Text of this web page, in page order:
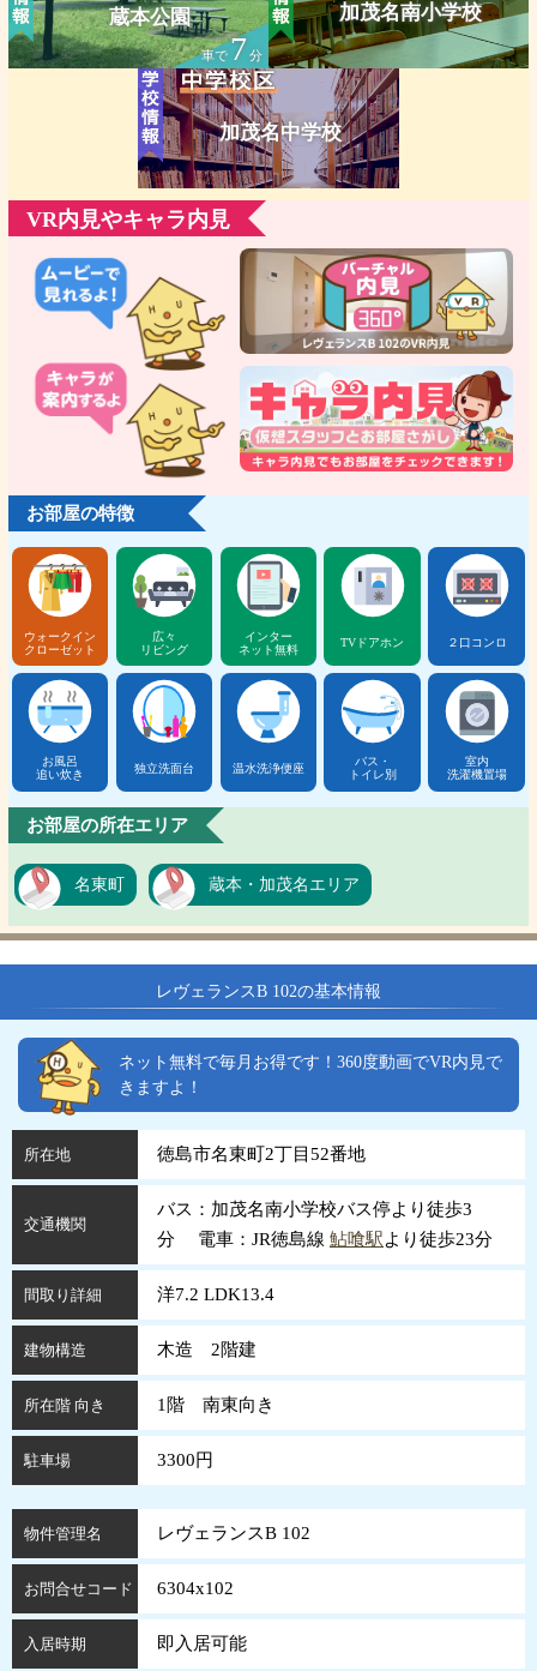
蔵本公園
車で7分
加茂名南小学校
加茂名中学校
VR内見やキャラ内見
お部屋の特徴
ウォークイン
クローゼット
広々
リビング
インター
ネット無料
TVドアホン ２口コンロ
お風呂
追い炊き
独立洗面台 温水洗浄便座
バス・
トイレ別
室内
洗濯機置場
お部屋の所在エリア
名東町 蔵本・加茂名エリア
レヴェランスB 102の基本情報
ネット無料で毎月お得です！360度動画でVR内見で
きますよ！
所在地 徳島市名東町2丁目52番地
交通機関
バス：加茂名南小学校バス停より徒歩3
分 電車：JR徳島線 鮎喰駅より徒歩23分
間取り詳細 洋7.2 LDK13.4
建物構造 木造 2階建
所在階 向き 1階 南東向き
駐車場 3300円
物件管理名 レヴェランスB 102
お問合せコード 6304x102
入居時期 即入居可能